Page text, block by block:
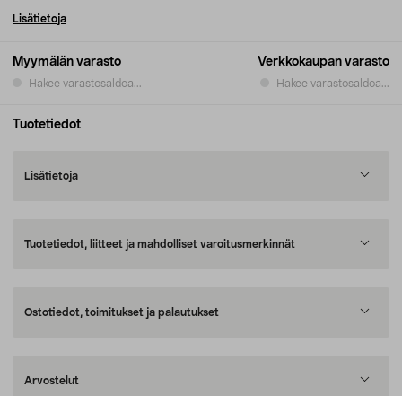
Myymälän varasto
Hakee varastosaldoa...
Verkkokaupan varasto
Hakee varastosaldoa...
Lisätietoja
Tuotetiedot
Lisätietoja
Tuotetiedot, liitteet ja mahdolliset varoitusmerkinnät
Ostotiedot, toimitukset ja palautukset
Arvostelut